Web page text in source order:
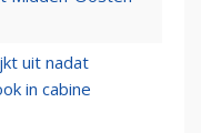
uit nadat
in cabine